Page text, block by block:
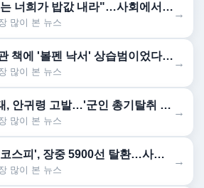
"대기업 다니는 너희가 밥값 내라"…사회에서 위축되는 중소기업인들 [수민...
많이 본 뉴스
→
김지호, 도서관 책에 '볼펜 낙서' 상습범이었다…"습관 탓" 사과에도 '...
많이 본 뉴스
→
전한길·김현태, 안귀령 고발…'군인 총기탈취 시도' 주장
많이 본 뉴스
→
'꺾이지 않는 코스피', 장중 5900선 탈환…사상 첫 '100만닉스' 달성 [투자...
많이 본 뉴스
→